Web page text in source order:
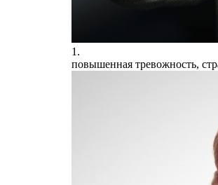
1.
повышенная тревожность,